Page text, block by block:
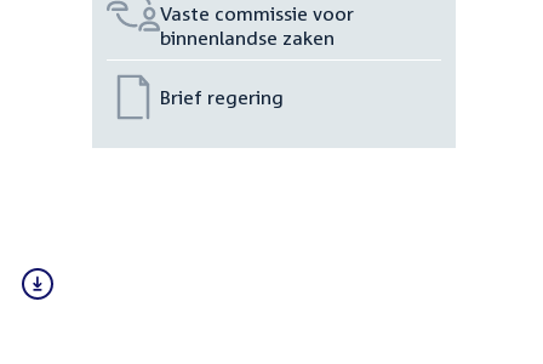
Vaste commissie voor
binnenlandse zaken
Brief regering